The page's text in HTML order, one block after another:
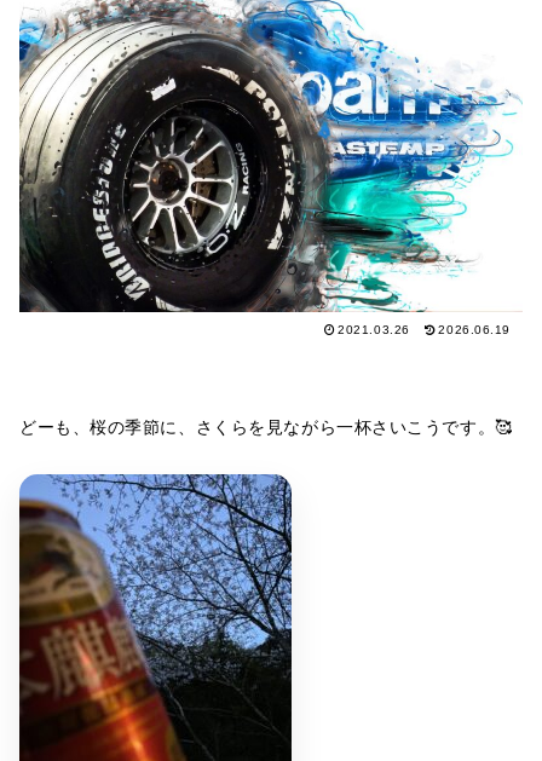
2021.03.26 2026.06.19
どーも、桜の季節に、さくらを見ながら一杯さいこうです。🥰